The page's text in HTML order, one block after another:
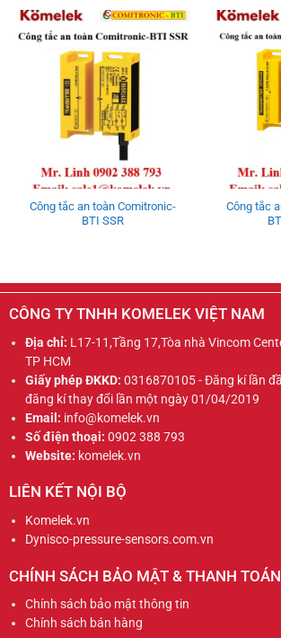
Công tắc an toàn Comitronic-
BTI SSR
Công tắc
CÔNG TY TNHH KOMELEK VIỆT NAM
Địa chỉ: L17-11,Tầng 17,Tòa nhà Vincom
TP HCM
Giấy phép ĐKKD: 0316870105 - Đăng kí lần
đăng kí thay đổi lần một ngày 01/04/2019
Email: info@komelek.vn
Số điện thoại: 0902 388 793
Website: komelek.vn
LIÊN KẾT NỘI BỘ
Komelek.vn
Dynisco-pressure-sensors.com.vn
CHÍNH SÁCH BẢO MẬT & THANH TOÁN
Chính sách bảo mật thông tin
Chính sách bán hàng